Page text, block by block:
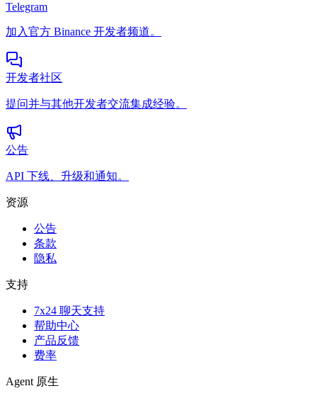
Telegram
加入官方 Binance 开发者频道。
开发者社区
提问并与其他开发者交流集成经验。
公告
API 下线、升级和通知。
资源
公告
条款
隐私
支持
7x24 聊天支持
帮助中心
产品反馈
费率
Agent 原生